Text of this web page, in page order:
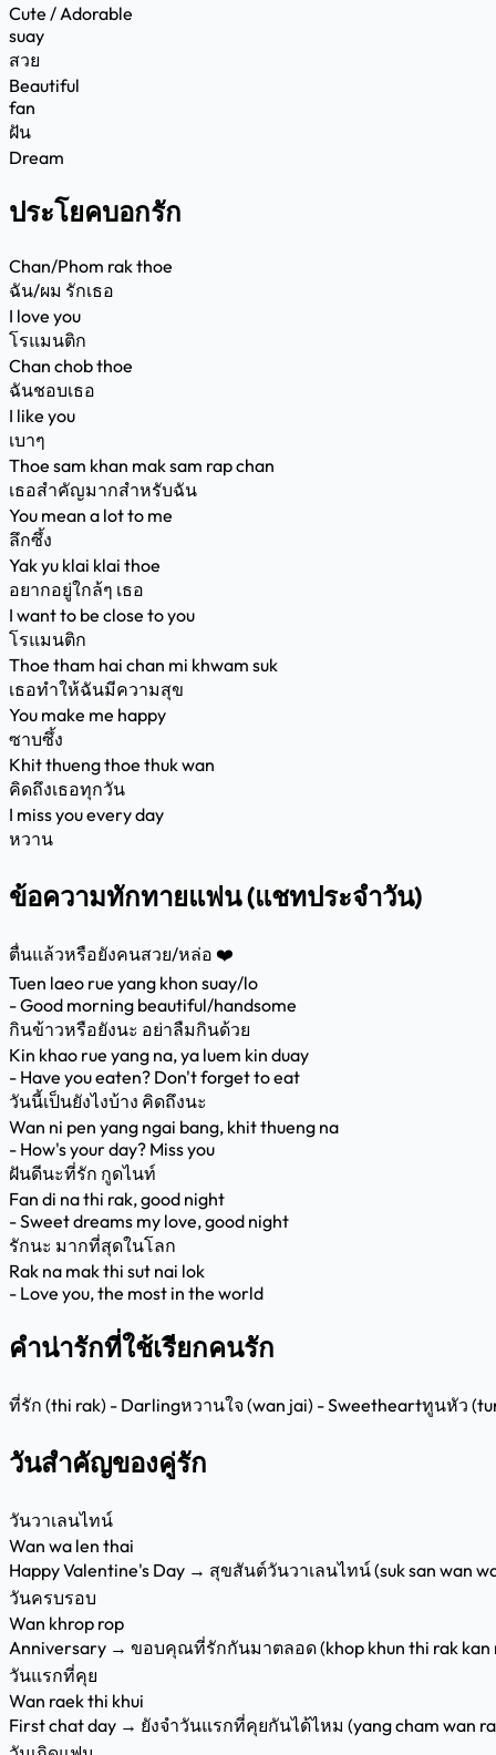
Cute / Adorable
suay
สวย
Beautiful
fan
ฝัน
Dream
ประโยคบอกรัก
Chan/Phom rak thoe
ฉัน/ผม รักเธอ
I love you
โรแมนติก
Chan chob thoe
ฉันชอบเธอ
I like you
เบาๆ
Thoe sam khan mak sam rap chan
เธอสำคัญมากสำหรับฉัน
You mean a lot to me
ลึกซึ้ง
Yak yu klai klai thoe
อยากอยู่ใกล้ๆ เธอ
I want to be close to you
โรแมนติก
Thoe tham hai chan mi khwam suk
เธอทำให้ฉันมีความสุข
You make me happy
ซาบซึ้ง
Khit thueng thoe thuk wan
คิดถึงเธอทุกวัน
I miss you every day
หวาน
ข้อความทักทายแฟน (แชทประจำวัน)
ตื่นแล้วหรือยังคนสวย/หล่อ ❤️
Tuen laeo rue yang khon suay/lo
- Good morning beautiful/handsome
กินข้าวหรือยังนะ อย่าลืมกินด้วย
Kin khao rue yang na, ya luem kin duay
- Have you eaten? Don't forget to eat
วันนี้เป็นยังไงบ้าง คิดถึงนะ
Wan ni pen yang ngai bang, khit thueng na
- How's your day? Miss you
ฝันดีนะที่รัก กูดไนท์
Fan di na thi rak, good night
- Sweet dreams my love, good night
รักนะ มากที่สุดในโลก
Rak na mak thi sut nai lok
- Love you, the most in the world
คำน่ารักที่ใช้เรียกคนรัก
ที่รัก (thi rak) - Darlingหวานใจ (wan jai) - Sweetheartทูนหัว
วันสำคัญของคู่รัก
วันวาเลนไทน์
Wan wa len thai
Happy Valentine's Day → สุขสันต์วันวาเลนไทน์ (suk san wan
วันครบรอบ
Wan khrop rop
Anniversary → ขอบคุณที่รักกันมาตลอด (khop khun thi rak kan
วันแรกที่คุย
Wan raek thi khui
First chat day → ยังจำวันแรกที่คุยกันได้ไหม (yang cham wan